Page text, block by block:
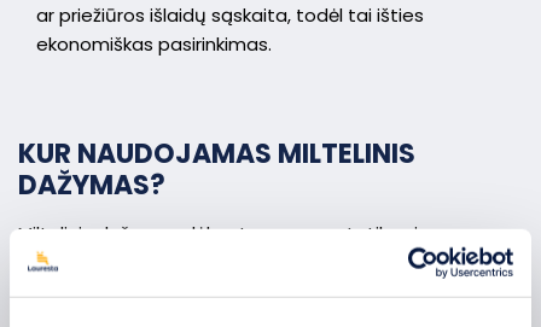
ar priežiūros išlaidų sąskaita, todėl tai išties
ekonomiškas pasirinkimas.
KUR NAUDOJAMAS MILTELINIS
DAŽYMAS?
Miltelinis dažymas dėl patvarumo, estetikos ir
draugiškumo aplinkai yra plačiai naudojamas įvairiose
srityse: